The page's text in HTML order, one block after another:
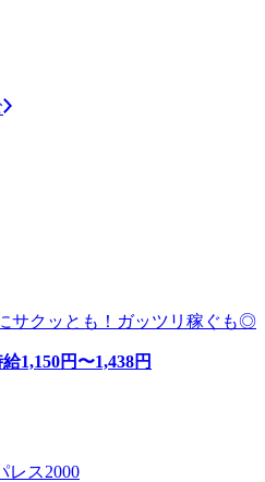
サクッとも！ガッツリ稼ぐも◎
給1,150円〜1,438円
レス2000